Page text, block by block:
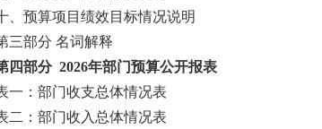
预算项目绩效目标情况说明
部分 名词解释
部分 2026年部门预算公开报表
：部门收支总体情况表
：部门收入总体情况表